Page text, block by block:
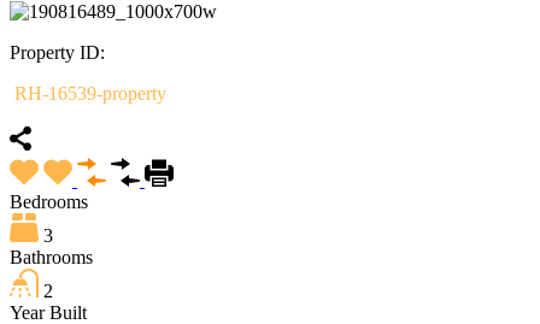
Property ID:
RH-16539-property
Bedrooms
3
Bathrooms
2
Year Built